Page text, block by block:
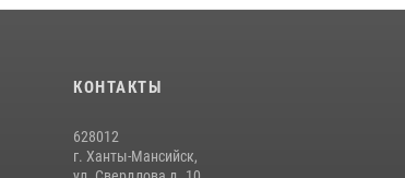
КОНТАКТЫ
628012
г. Ханты-Мансийск,